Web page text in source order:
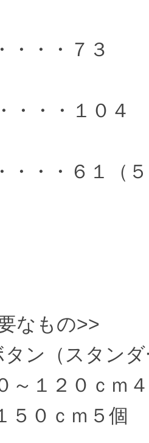
・・・・
・・・・１
・・６１（
なもの>>
ン（スタンダ
～１２０ｃｍ
０ｃｍ５個